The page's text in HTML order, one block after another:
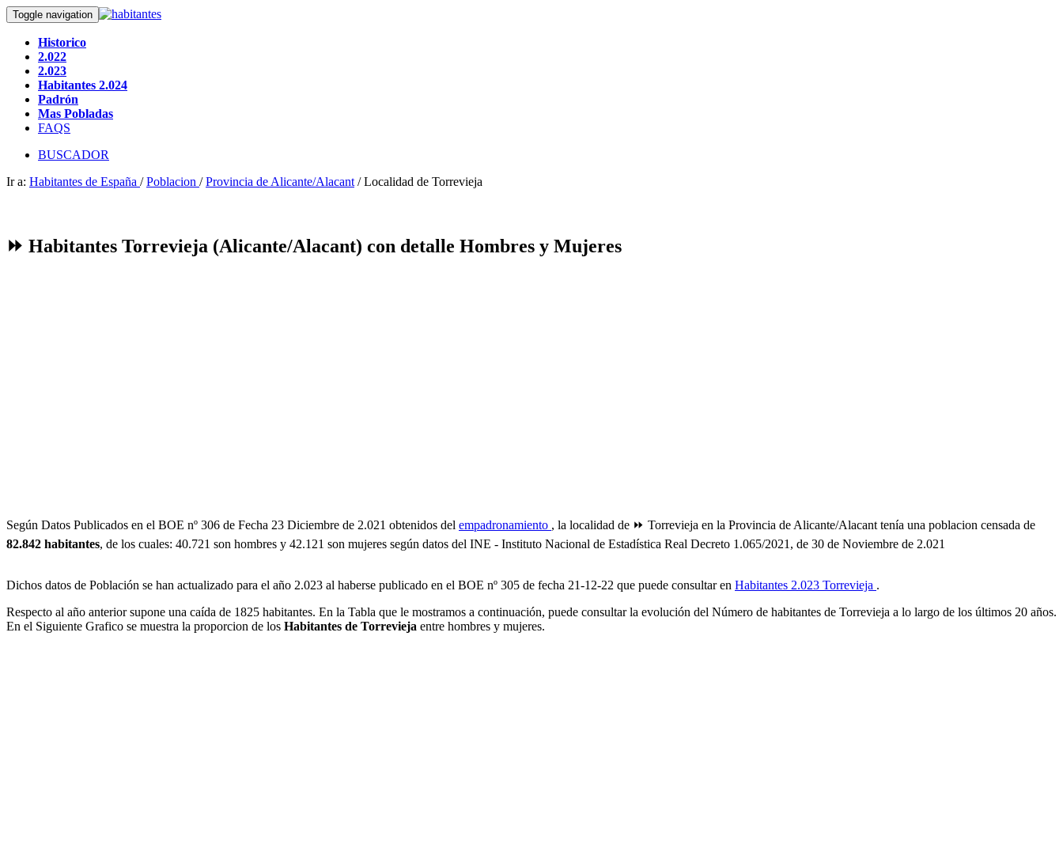
Toggle navigation
Historico
2.022
2.023
Habitantes 2.024
Padrón
Mas Pobladas
FAQS
BUSCADOR
Ir a: Habitantes de España /Poblacion /Provincia de Alicante/Alacant / Localidad de Torrevieja
⏩ Habitantes Torrevieja (Alicante/Alacant) con detalle Hombres y Mujeres
Según Datos Publicados en el BOE nº 306 de Fecha 23 Diciembre de 2.021 obtenidos del empadronamiento , la localidad de ⏩ Torrevieja en la Provincia de Alicante/Alacant tenía una poblacion censada de
82.842 habitantes, de los cuales: 40.721 son hombres y 42.121 son mujeres según datos del INE - Instituto Nacional de Estadística Real Decreto 1.065/2021, de 30 de Noviembre de 2.021
Dichos datos de Población se han actualizado para el año 2.023 al haberse publicado en el BOE nº 305 de fecha 21-12-22 que puede consultar en Habitantes 2.023 Torrevieja .
Respecto al año anterior supone una caída de 1825 habitantes. En la Tabla que le mostramos a continuación, puede consultar la evolución del Número de habitantes de Torrevieja a lo largo de los últimos 20 años.
En el Siguiente Grafico se muestra la proporcion de los Habitantes de Torrevieja entre hombres y mujeres.